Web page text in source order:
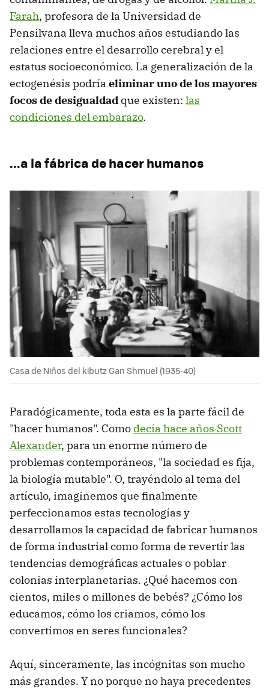
Farah, profesora de la Universidad de
Pensilvana lleva muchos años estudiando las
relaciones entre el desarrollo cerebral y el
estatus socioeconómico. La generalización de la
ectogenésis podría eliminar uno de los mayores
focos de desigualdad que existen: las
condiciones del embarazo.
...a la fábrica de hacer humanos
Casa de Niños del kibutz Gan Shmuel (1935-40)
Paradógicamente, toda esta es la parte fácil de
"hacer humanos". Como decía hace años Scott
Alexander, para un enorme número de
problemas contemporáneos, "la sociedad es fija,
la biología mutable". O, trayéndolo al tema del
artículo, imaginemos que finalmente
perfeccionamos estas tecnologías y
desarrollamos la capacidad de fabricar humanos
de forma industrial como forma de revertir las
tendencias demográficas actuales o poblar
colonias interplanetarias. ¿Qué hacemos con
cientos, miles o millones de bebés? ¿Cómo los
educamos, cómo los criamos, cómo los
convertimos en seres funcionales?
Aquí, sinceramente, las incógnitas son mucho
más grandes. Y no porque no haya precedentes